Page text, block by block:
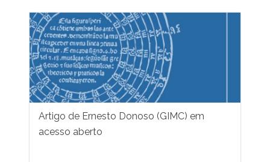
Artigo de Ernesto Donoso (GIMC) em
acesso aberto